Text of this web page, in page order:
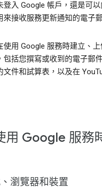
登入 Google 帳戶，還是可
接收服務更新通知的電子
使用 Google 服務時建立、
包括您撰寫或收到的電子郵
文件和試算表，以及在
用 Google 服務
瀏覽器和裝置